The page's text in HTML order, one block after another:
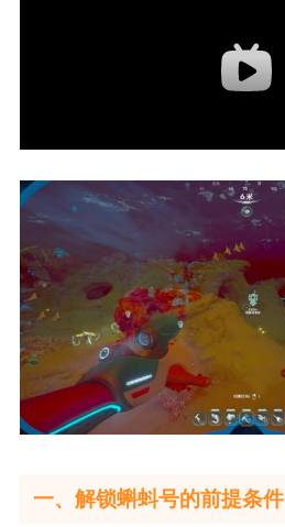
一、解锁蝌蚪号的前提条件